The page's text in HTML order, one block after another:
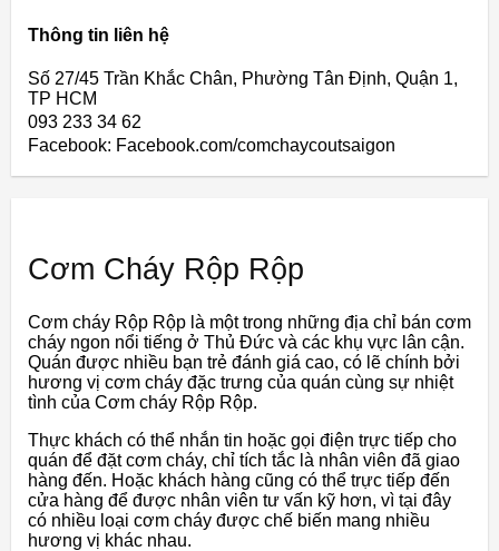
Thông tin liên hệ
Số 27/45 Trần Khắc Chân, Phường Tân Định, Quận 1,
TP HCM
093 233 34 62
Facebook: Facebook.com/comchaycoutsaigon
Cơm Cháy Rộp Rộp
Cơm cháy Rộp Rộp là một trong những địa chỉ bán cơm
cháy ngon nổi tiếng ở Thủ Đức và các khụ vực lân cận.
Quán được nhiều bạn trẻ đánh giá cao, có lẽ chính bởi
hương vị cơm cháy đặc trưng của quán cùng sự nhiệt
tình của Cơm cháy Rộp Rộp.
Thực khách có thể nhắn tin hoặc gọi điện trực tiếp cho
quán để đặt cơm cháy, chỉ tích tắc là nhân viên đã giao
hàng đến. Hoặc khách hàng cũng có thể trực tiếp đến
cửa hàng để được nhân viên tư vấn kỹ hơn, vì tại đây
có nhiều loại cơm cháy được chế biến mang nhiều
hương vị khác nhau.